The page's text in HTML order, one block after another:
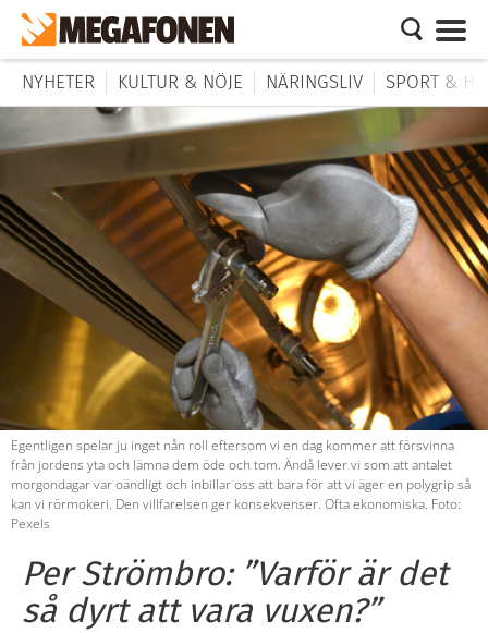
NYHETER KULTUR & NÖJE NÄRINGSLIV SPORT &
Egentligen spelar ju inget nån roll eftersom vi en dag kommer att försvinna
från jordens yta och lämna dem öde och tom. Ändå lever vi som att antalet
morgondagar var oändligt och inbillar oss att bara för att vi äger en polygrip så
kan vi rörmokeri. Den villfarelsen ger konsekvenser. Ofta ekonomiska. Foto:
Pexels
Per Strömbro: ”Varför är det
så dyrt att vara vuxen?”